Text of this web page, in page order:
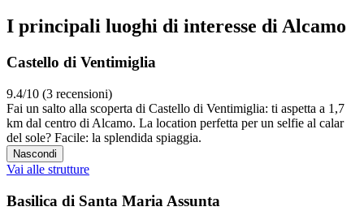
I principali luoghi di interesse di Alcamo
Castello di Ventimiglia
9.4/10 (3 recensioni)
Fai un salto alla scoperta di Castello di Ventimiglia: ti aspetta a 1,7
km dal centro di Alcamo. La location perfetta per un selfie al calar
del sole? Facile: la splendida spiaggia.
Nascondi
Vai alle strutture
Basilica di Santa Maria Assunta